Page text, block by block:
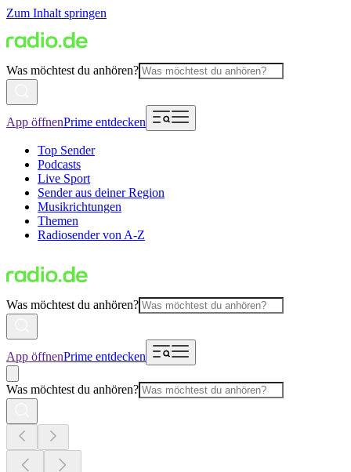
Zum Inhalt springen
Was möchtest du anhören?
App öffnenPrime entdecken
Top Sender
Podcasts
Live Sport
Sender aus deiner Region
Musikrichtungen
Themen
Radiosender von A-Z
Was möchtest du anhören?
App öffnenPrime entdecken
Was möchtest du anhören?